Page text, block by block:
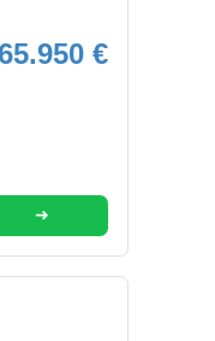
65.950 €
➜